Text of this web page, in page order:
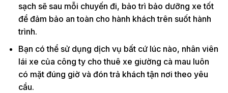
sạch sẽ sau mỗi chuyến đi, bảo trì bảo dưỡng xe tốt
để đảm bảo an toàn cho hành khách trên suốt hành
trình.
Bạn có thể sử dụng dịch vụ bất cứ lúc nào, nhân viên
lái xe của công ty cho thuê xe giường cà mau luôn
có mặt đúng giờ và đón trả khách tận nơi theo yêu
cầu.